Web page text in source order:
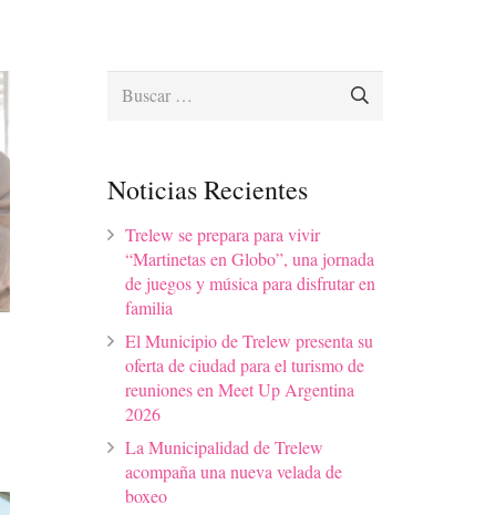
Buscar:
Noticias Recientes
Trelew se prepara para vivir
“Martinetas en Globo”, una jornada
de juegos y música para disfrutar en
familia
El Municipio de Trelew presenta su
oferta de ciudad para el turismo de
reuniones en Meet Up Argentina
2026
La Municipalidad de Trelew
acompaña una nueva velada de
boxeo